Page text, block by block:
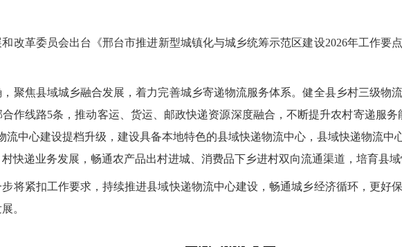
改革委员会出台《邢台市推进新型城镇化与城乡统筹示范区建设2026年工作要
，聚焦县域城乡融合发展，着力完善城乡寄递物流服务体系。健全县乡村三级物
作线路5条，推动客运、货运、邮政快递资源深度融合，不断提升农村寄递服
流中心建设提档升级，建设具备本地特色的县域快递物流中心，县域快递物流中
快递业务发展，畅通农产品出村进城、消费品下乡进村双向流通渠道，培育县域
将紧扣工作要求，持续推进县域快递物流中心建设，畅通城乡经济循环，更好
。